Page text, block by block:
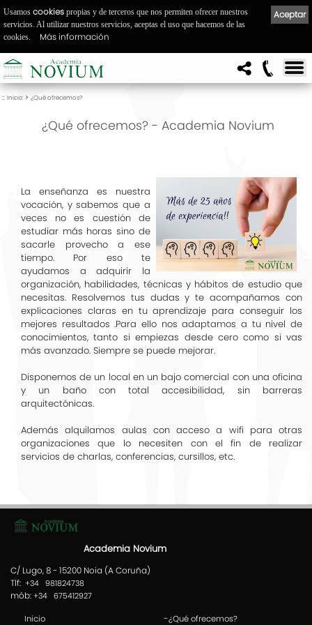
:: Inicio > ¿Qué ofrecemos?
¿Qué ofrecemos? - Academia Novium
La enseñanza es nuestra
vocación, y sabemos que a
veces no es cuestión de
estudiar más horas sino de
sacarle provecho a ese
tiempo. Por eso te
ayudamos a adquirir la
organización, habilidades, técnicas y hábitos de estudio que
necesitas. Resolvemos tus dudas y te acompañamos con
explicaciones claras en tu aprendizaje para conseguir los
mejores resultados .Para ello nos adaptamos a tu nivel de
conocimientos, tanto si empiezas desde cero como si vas
más avanzado. Siempre se puede mejorar.
Disponemos de un local en un bajo comercial con una oficina
y un baño con total accesibilidad, sin barreras
arquitectónicas.
Además alquilamos aulas con acceso a wifi para otras
organizaciones que lo necesiten con el fin de realizar
servicios de charlas, conferencias, cursillos, etc.
Academia Novium
C/ Lugo, 8 - 15200 Noia (A Coruña)
Tlf: +34 981824738
mób: +34 675412927
Inicio -¿Qué ofrecemos?
Aceptar
Usamos cookies propias y de terceros que nos permiten ofrecer nuestros
servicios. Al utilizar nuestros servicios, aceptas el uso que hacemos de las
cookies.
Más información